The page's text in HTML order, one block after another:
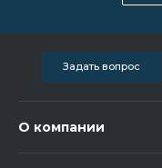
Задать вопрос
О компании